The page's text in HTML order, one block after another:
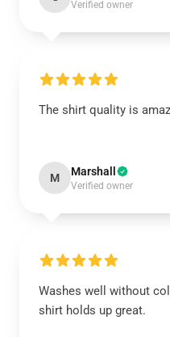
Verified owner
The shirt quality is
M Marshall
Verified owner
Washes well without
shirt holds up great.